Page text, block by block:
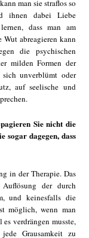
man sie straflos so
ihnen dabei Liebe
dass man am
Wut abreagieren kann
die psychischen
milden Formen der
unverblümt oder
auf seelische und
Sie nicht die
sogar dagegen, dass
in der Therapie. Das
der durch
und keinesfalls die
möglich, wenn man
verdrängen musste,
Grausamkeit zu